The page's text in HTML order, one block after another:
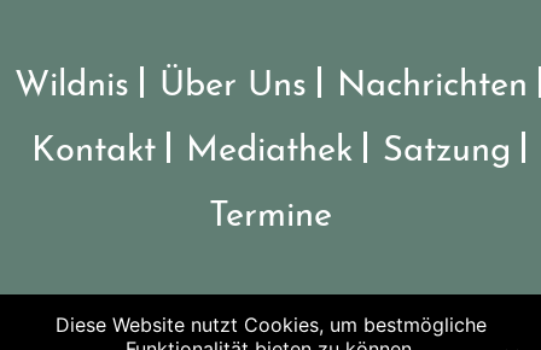
Wildnis Über Uns
Nachrichten
Kontakt
Mediathek
Satzung
Termine
©2026 Verein Nationalpark Steigerwald
Diese Website nutzt Cookies, um bestmögliche